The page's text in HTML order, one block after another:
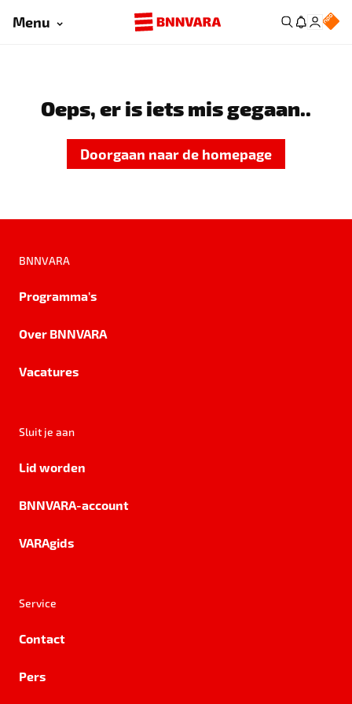
Menu
Oeps, er is iets mis gegaan..
Doorgaan naar de homepage
BNNVARA
Programma's
Over BNNVARA
Vacatures
Sluit je aan
Lid worden
BNNVARA-account
VARAgids
Service
Contact
Pers